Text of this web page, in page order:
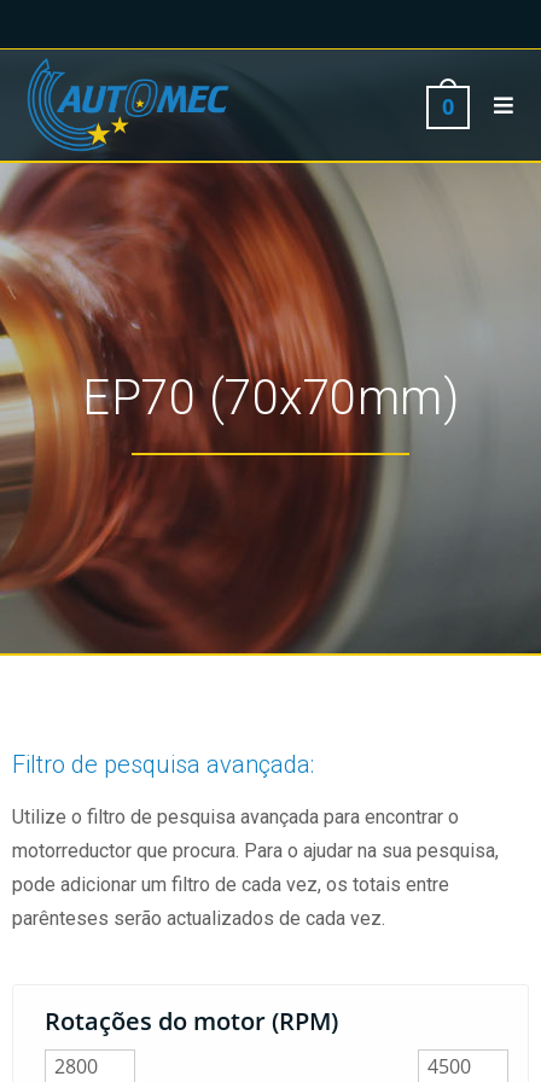
0
EP70 (70x70mm)
Filtro de pesquisa avançada:
Utilize o filtro de pesquisa avançada para encontrar o
motorreductor que procura. Para o ajudar na sua pesquisa,
pode adicionar um filtro de cada vez, os totais entre
parênteses serão actualizados de cada vez.
Rotações do motor (RPM)